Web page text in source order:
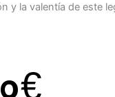
y la valentía de este
€